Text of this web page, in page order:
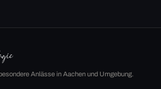
Anlässe in Aachen und Umgebung.